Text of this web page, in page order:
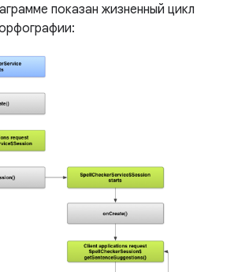
показан жизненный цикл